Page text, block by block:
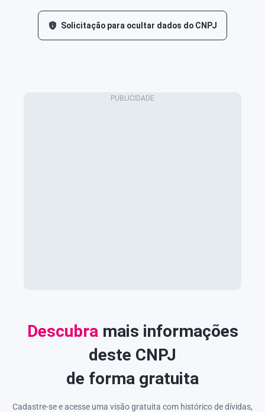
Solicitação para ocultar dados do CNPJ
Descubra mais informações
deste CNPJ
de forma gratuita
Cadastre-se e acesse uma visão gratuita com histórico de dívidas,